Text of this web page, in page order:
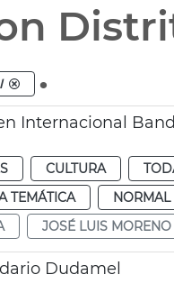
.
Internacional
CULTURA
TEMÁTICA NORMAL
JOSÉ LUIS MORENO
Dudamel